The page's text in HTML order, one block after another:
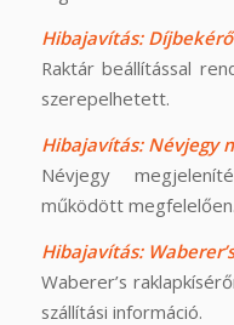
Hibajavítás:
Raktár beállítással
szerepelhetett.
Hibajavítás: Névjegy
Névjegy
működött megfelelően.
Hibajavítás:
Waberer’s
szállítási információ.